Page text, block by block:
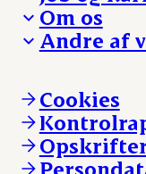
Reklamationer
Whistleblower
Øvrige
Fra jord til bord
Hverdagen
Ansvarlighed og
Arbejd med os
Ledige stillinger
Om os
Hvem er vi
Vores resultater
Vores lokationer
Kontakt
Andre af
Andelsejere -
DAT-Schaub.com
ESS-FOOD.com
Fonden Dansk
Cookies